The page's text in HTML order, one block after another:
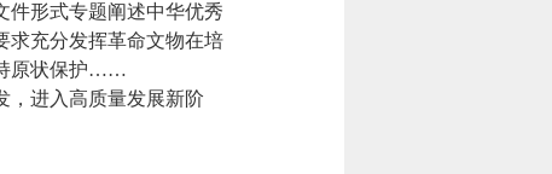
形式专题阐述中华优秀
求充分发挥革命文物在培
原状保护……
进入高质量发展新阶